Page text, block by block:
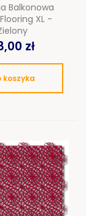
Balkonowa
XL -
zł
koszyka